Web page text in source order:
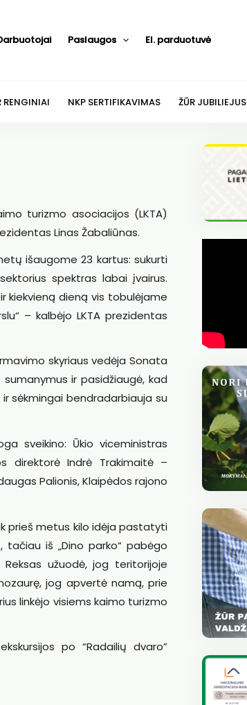
Paslaugos El. parduotuvė
RENGINIAI NKP SERTIFIKAVIMAS ŽŪR JUBILIEJUS
turizmo asociacijos (LKTA)
Linas Žabaliūnas.
išaugome 23 kartus: sukurti
spektras labai įvairus.
kiekvieną dieną vis tobulėjame
– kalbėjo LKTA prezidentas
skyriaus vedėja Sonata
ir pasidžiaugė, kad
sėkmingai bendradarbiauja su
sveikino: Ūkio viceministras
direktorė Indrė Trakimaitė –
Palionis, Klaipėdos rajono
prieš metus kilo idėja pastatyti
iš „Dino parko“ pabėgo
užuodė, jog teritorijoje
jog apvertė namą, prie
linkėjo visiems kaimo turizmo
po “Radailių dvaro”